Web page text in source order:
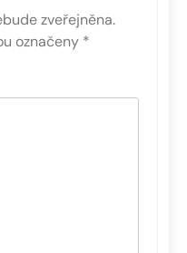
zveřejněna.
označeny *